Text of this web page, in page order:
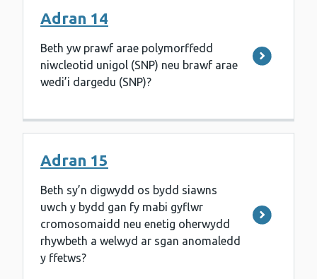
Adran 14
Beth yw prawf arae polymorffedd
niwcleotid unigol (SNP) neu brawf arae
wedi’i dargedu (SNP)?
Adran 15
Beth sy’n digwydd os bydd siawns
uwch y bydd gan fy mabi gyflwr
cromosomaidd neu enetig oherwydd
rhywbeth a welwyd ar sgan anomaledd
y ffetws?